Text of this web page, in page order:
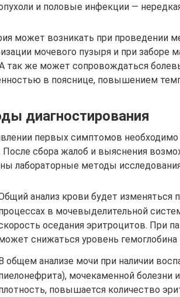
и половые инфекции —
может возникать при проведении
мочевого пузыря и при заборе
А так же может сопровождаться
в пояснице, повышением
диагностирования
первых симптомов
После сбора жалоб и выяснения
лабораторные методы
анализ крови будет изменяться
в мочевыделительной
оседания эритроцитов. При
снижаться уровень гемоглобина
общем анализе мочи при наличии
мочекаменной болезни
повышается количество